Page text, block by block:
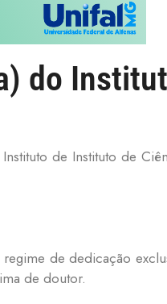
do
de Instituto de
de dedicação
de doutor.